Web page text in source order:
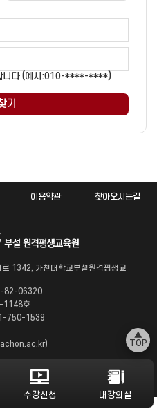
니다 (예시:010-****-****)
기
이용약관 찾아오시는길
1342, 가천대학교부설원격평생교
82-06320
1148호
750-1539
▲
TOP
수강신청 내강의실